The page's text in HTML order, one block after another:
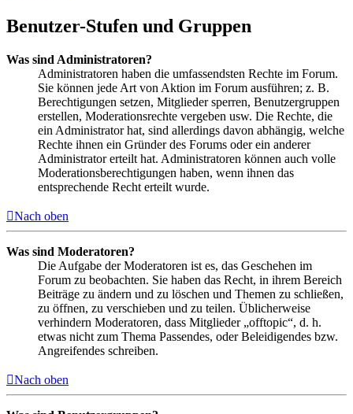
Benutzer-Stufen und Gruppen
Was sind Administratoren?
Administratoren haben die umfassendsten Rechte im Forum.
Sie können jede Art von Aktion im Forum ausführen; z. B.
Berechtigungen setzen, Mitglieder sperren, Benutzergruppen
erstellen, Moderationsrechte vergeben usw. Die Rechte, die
ein Administrator hat, sind allerdings davon abhängig, welche
Rechte ihnen ein Gründer des Forums oder ein anderer
Administrator erteilt hat. Administratoren können auch volle
Moderationsberechtigungen haben, wenn ihnen das
entsprechende Recht erteilt wurde.
Nach oben
Was sind Moderatoren?
Die Aufgabe der Moderatoren ist es, das Geschehen im
Forum zu beobachten. Sie haben das Recht, in ihrem Bereich
Beiträge zu ändern und zu löschen und Themen zu schließen,
zu öffnen, zu verschieben und zu teilen. Üblicherweise
verhindern Moderatoren, dass Mitglieder „offtopic“, d. h.
etwas nicht zum Thema Passendes, oder Beleidigendes bzw.
Angreifendes schreiben.
Nach oben